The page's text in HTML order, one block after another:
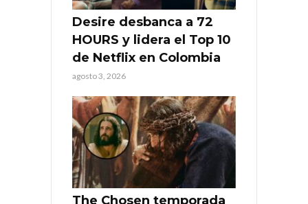
Desire desbanca a 72
HOURS y lidera el Top 10
de Netflix en Colombia
agosto 3, 2026
The Chosen temporada